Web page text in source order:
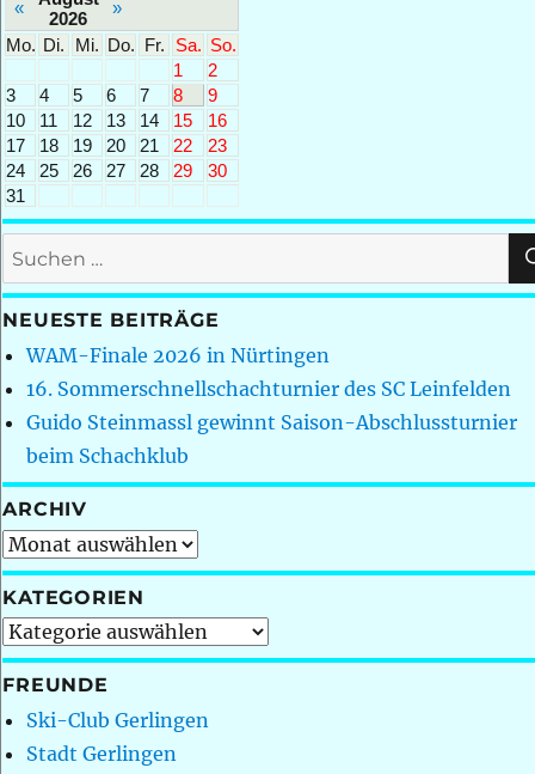
«
2026
»
Mo. Di. Mi. Do. Fr. Sa. So.
1
2
3
4 5 6 7 8
9
10
11 12 13 14 15
16
17
18 19 20 21 22
23
24
25 26 27 28 29
30
31
Suchen
nach:
NEUESTE BEITRÄGE
WAM-Finale 2026 in Nürtingen
16. Sommerschnellschachturnier des SC Leinfelden
Guido Steinmassl gewinnt Saison-Abschlussturnier
beim Schachklub
ARCHIV
Archiv
KATEGORIEN
Kategorien
FREUNDE
Ski-Club Gerlingen
Stadt Gerlingen